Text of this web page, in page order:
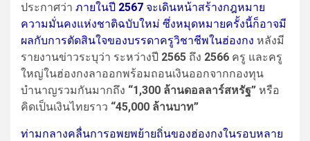
ประกาศว่า ภายในปี 2567 จะเดินหน้าสร้างกฎหมาย
ความมั่นคงแห่งชาติฉบับใหม่ ซึ่งหมุดหมายครั้งนี้ก็อาจมี
ผลกับการตัดสินใจของบรรดาครูวิชาชีพในฮ่องกง หลังมี
รายงานข่าวระบุว่า ระหว่างปี 2565 ถึง 2566 ครู และครู
ใหญ่ในฮ่องกงลาออกพร้อมถอนเงินออกจากกองทุน
บำนาญรวมกันมากถึง “1,300 ล้านดอลลาร์สหรัฐ” หรือ
คิดเป็นเงินไทยราว “45,000 ล้านบาท”
ท่ามกลางคลื่นการอพยพย้ายถิ่นของฮ่องกงในรอบหลาย